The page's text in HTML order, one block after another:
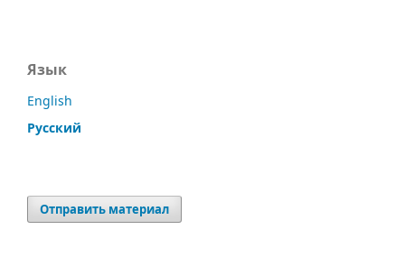
Язык
English
Русский
Отправить материал